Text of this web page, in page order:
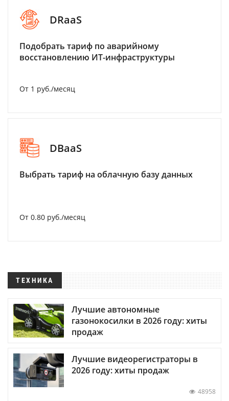
DRaaS
Подобрать тариф по аварийному
восстановлению ИТ-инфраструктуры
От 1 руб./месяц
DBaaS
Выбрать тариф на облачную базу данных
От 0.80 руб./месяц
ТЕХНИКА
Лучшие автономные
газонокосилки в 2026 году: хиты
продаж
Лучшие видеорегистраторы в
2026 году: хиты продаж
48958